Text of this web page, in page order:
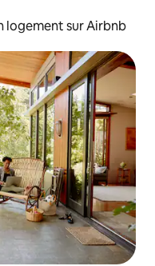
logement sur Airbnb